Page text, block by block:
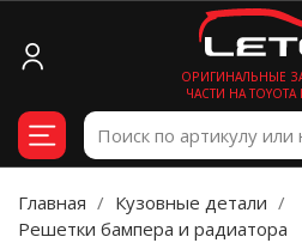
ОРИГИНАЛЬНЫЕ
ЧАСТИ НА TOYOTA
Главная
Кузовные детали
Решетки бампера и радиатора